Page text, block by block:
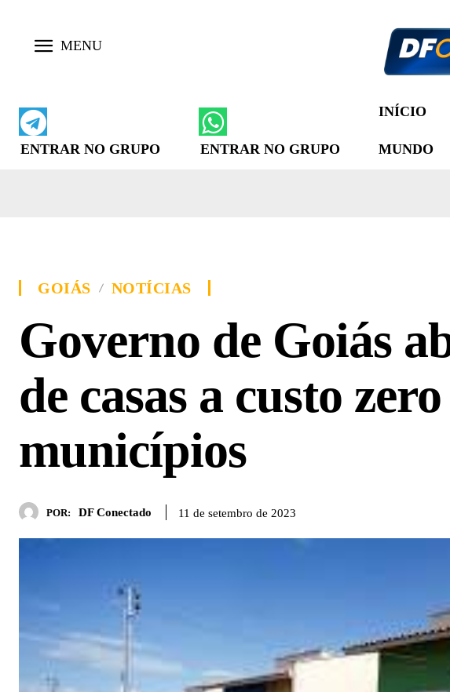
ENTRAR NO GRUPO ENTRAR NO GRUPO
INÍCIO
MUNDO
GOIÁS NOTÍCIAS
Governo de Goiás
de casas a custo
municípios
POR: DF Conectado 11 de setembro de 2023